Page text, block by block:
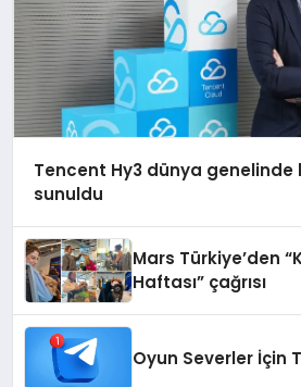
Tencent Hy3 dünya genelinde
sunuldu
Mars Türkiye’den
Haftası” çağrısı
Oyun Severler İçin